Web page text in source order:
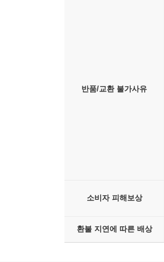
반품/교환 불가사유
소비자 피해보상
환불 지연에 따른 배상